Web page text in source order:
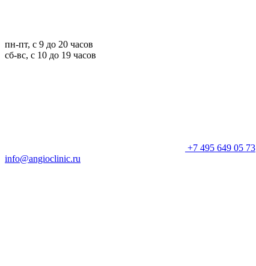
пн-пт, с 9 до 20 часов
сб-вс, с 10 до 19 часов
+7 495 649 05 73
info@angioclinic.ru